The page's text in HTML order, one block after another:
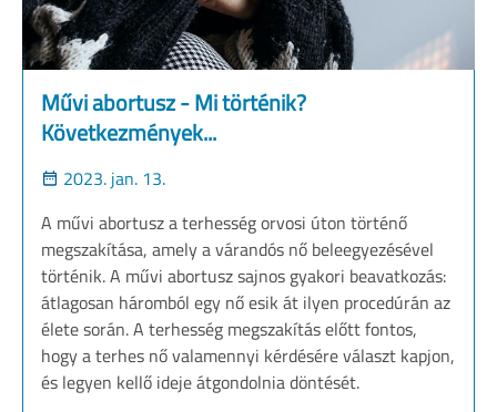
Művi abortusz - Mi történik?
Következmények...
2023. jan. 13.
A művi abortusz a terhesség orvosi úton történő
megszakítása, amely a várandós nő beleegyezésével
történik. A művi abortusz sajnos gyakori beavatkozás:
átlagosan háromból egy nő esik át ilyen procedúrán az
élete során. A terhesség megszakítás előtt fontos,
hogy a terhes nő valamennyi kérdésére választ kapjon,
és legyen kellő ideje átgondolnia döntését.